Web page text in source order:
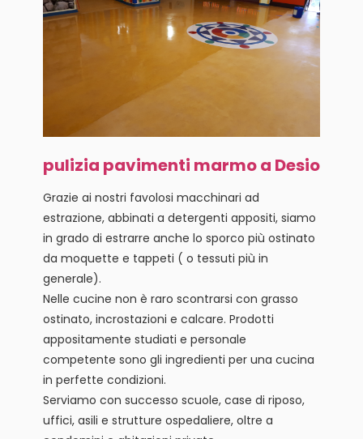
pulizia pavimenti marmo a Desio
Grazie ai nostri favolosi macchinari ad
estrazione, abbinati a detergenti appositi, siamo
in grado di estrarre anche lo sporco più ostinato
da moquette e tappeti ( o tessuti più in
generale).
Nelle cucine non è raro scontrarsi con grasso
ostinato, incrostazioni e calcare. Prodotti
appositamente studiati e personale
competente sono gli ingredienti per una cucina
in perfette condizioni.
Serviamo con successo scuole, case di riposo,
uffici, asili e strutture ospedaliere, oltre a